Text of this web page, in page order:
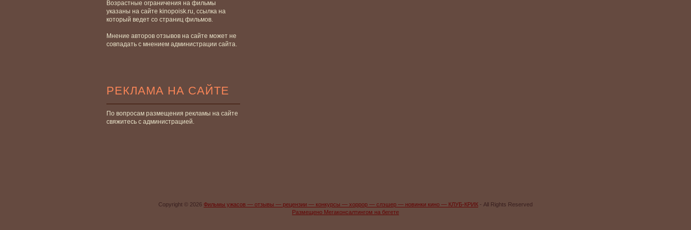
Возрастные ограничения на фильмы
указаны на сайте kinopoisk.ru, ссылка на
который ведет со страниц фильмов.
Мнение авторов отзывов на сайте может не
совпадать с мнением администрации сайта.
РЕКЛАМА НА САЙТЕ
По вопросам размещения рекламы на сайте
свяжитесь с администрацией.
Copyright © 2026 Фильмы ужасов — отзывы — рецензии — конкурсы — хоррор — слэшер — новинки кино — КЛУБ-КРИК - All Rights Reserved
Размещено Мегаконсалтингом на бегете